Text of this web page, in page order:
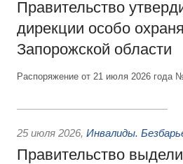
Правительство
дирекции особо
Запорожской области
Распоряжение от 21 июля 2026 года
25 июля 2026, Инвалиды.
Правительство